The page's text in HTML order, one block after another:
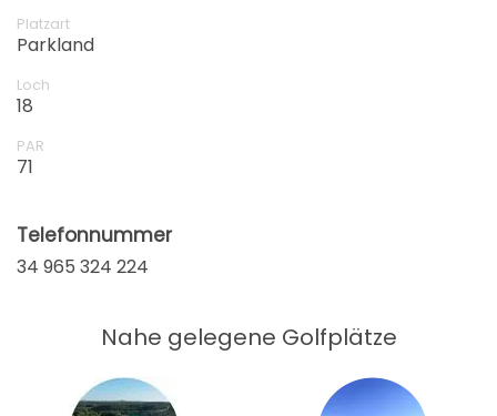
Platzart
Parkland
Loch
18
PAR
71
Telefonnummer
34 965 324 224
Nahe gelegene Golfplätze